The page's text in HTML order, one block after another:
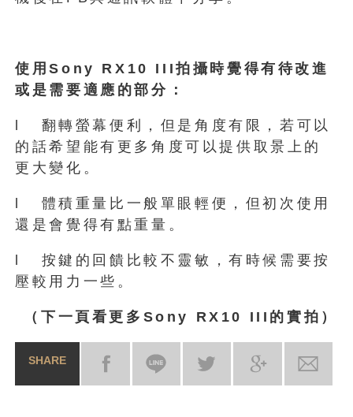
使用Sony RX10 III拍攝時覺得有待改進
或是需要適應的部分：
l 翻轉螢幕便利，但是角度有限，若可以
的話希望能有更多角度可以提供取景上的
更大變化。
l 體積重量比一般單眼輕便，但初次使用
還是會覺得有點重量。
l 按鍵的回饋比較不靈敏，有時候需要按
壓較用力一些。
（下一頁看更多Sony RX10 III的實拍）
SHARE